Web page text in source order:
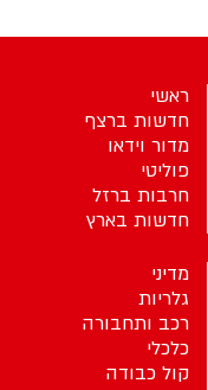
ראשי
חדשות ברצף
מדור וידאו
פוליטי
חרבות ברזל
חדשות בארץ
מדיני
גלריות
רכב ותחבורה
כלכלי
קול כבודה